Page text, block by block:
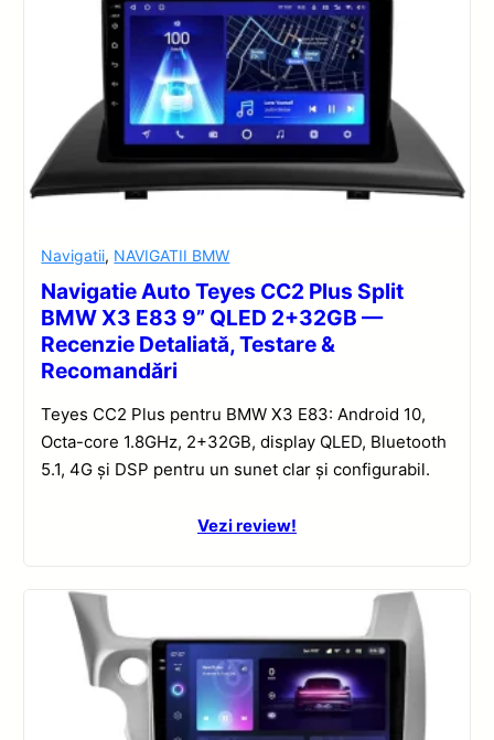
Navigatii, NAVIGATII BMW
Navigatie Auto Teyes CC2 Plus Split
BMW X3 E83 9” QLED 2+32GB —
Recenzie Detaliată, Testare &
Recomandări
Teyes CC2 Plus pentru BMW X3 E83: Android 10,
Octa-core 1.8GHz, 2+32GB, display QLED, Bluetooth
5.1, 4G și DSP pentru un sunet clar și configurabil.
Vezi review!